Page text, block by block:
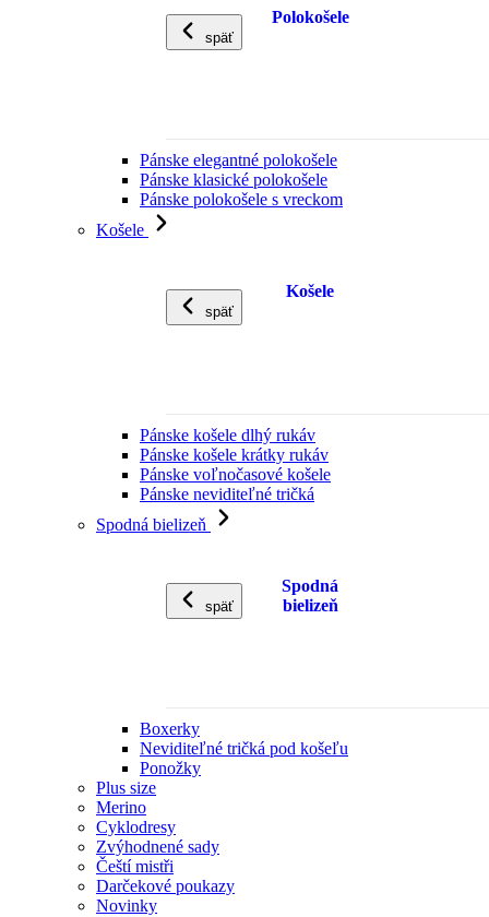
späť
Polokošele
Pánske elegantné polokošele
Pánske klasické polokošele
Pánske polokošele s vreckom
Košele
späť
Košele
Pánske košele dlhý rukáv
Pánske košele krátky rukáv
Pánske voľnočasové košele
Pánske neviditeľné tričká
Spodná bielizeň
späť
Spodná
bielizeň
Boxerky
Neviditeľné tričká pod košeľu
Ponožky
Plus size
Merino
Cyklodresy
Zvýhodnené sady
Čeští mistři
Darčekové poukazy
Novinky